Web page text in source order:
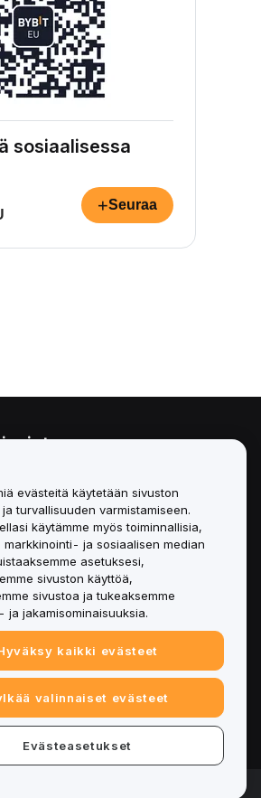
sosiaalisessa
+Seuraa
säilytys- ja
tiedot
Asset White Papers
evästeitä käytetään sivuston
turvallisuuden varmistamiseen.
käytämme myös toiminnallisia,
ja sosiaalisen median
asetuksesi,
sivuston käyttöä,
sivustoa ja tukeaksemme
ja jakamisominaisuuksia.
kaikki evästeet
valinnaiset evästeet
Evästeasetukset